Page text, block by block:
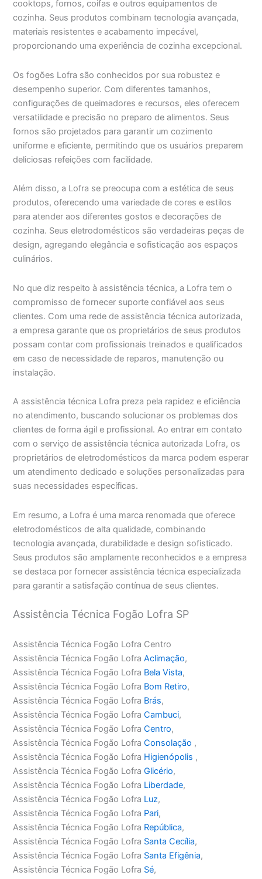
cooktops, fornos, coifas e outros equipamentos de
cozinha. Seus produtos combinam tecnologia avançada,
materiais resistentes e acabamento impecável,
proporcionando uma experiência de cozinha excepcional.
Os fogões Lofra são conhecidos por sua robustez e
desempenho superior. Com diferentes tamanhos,
configurações de queimadores e recursos, eles oferecem
versatilidade e precisão no preparo de alimentos. Seus
fornos são projetados para garantir um cozimento
uniforme e eficiente, permitindo que os usuários preparem
deliciosas refeições com facilidade.
Além disso, a Lofra se preocupa com a estética de seus
produtos, oferecendo uma variedade de cores e estilos
para atender aos diferentes gostos e decorações de
cozinha. Seus eletrodomésticos são verdadeiras peças de
design, agregando elegância e sofisticação aos espaços
culinários.
No que diz respeito à assistência técnica, a Lofra tem o
compromisso de fornecer suporte confiável aos seus
clientes. Com uma rede de assistência técnica autorizada,
a empresa garante que os proprietários de seus produtos
possam contar com profissionais treinados e qualificados
em caso de necessidade de reparos, manutenção ou
instalação.
A assistência técnica Lofra preza pela rapidez e eficiência
no atendimento, buscando solucionar os problemas dos
clientes de forma ágil e profissional. Ao entrar em contato
com o serviço de assistência técnica autorizada Lofra, os
proprietários de eletrodomésticos da marca podem esperar
um atendimento dedicado e soluções personalizadas para
suas necessidades específicas.
Em resumo, a Lofra é uma marca renomada que oferece
eletrodomésticos de alta qualidade, combinando
tecnologia avançada, durabilidade e design sofisticado.
Seus produtos são amplamente reconhecidos e a empresa
se destaca por fornecer assistência técnica especializada
para garantir a satisfação contínua de seus clientes.
Assistência Técnica Fogão Lofra SP
Assistência Técnica Fogão Lofra Centro
Assistência Técnica Fogão LofraAclimação,
Assistência Técnica Fogão Lofra Bela Vista,
Assistência Técnica Fogão Lofra Bom Retiro,
Assistência Técnica Fogão Lofra Brás,
Assistência Técnica Fogão LofraCambuci,
Assistência Técnica Fogão LofraCentro,
Assistência Técnica Fogão LofraConsolação ,
Assistência Técnica Fogão Lofra Higienópolis ,
Assistência Técnica Fogão LofraGlicério,
Assistência Técnica Fogão Lofra Liberdade,
Assistência Técnica Fogão Lofra Luz,
Assistência Técnica Fogão Lofra Pari,
Assistência Técnica Fogão Lofra República,
Assistência Técnica Fogão Lofra Santa Cecília,
Assistência Técnica Fogão Lofra Santa Efigênia,
Assistência Técnica Fogão Lofra Sé,